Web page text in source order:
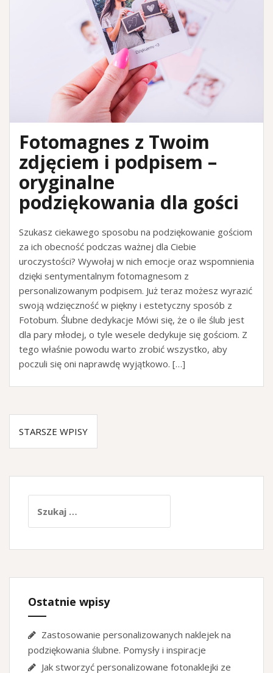
Fotomagnes z Twoim
zdjęciem i podpisem –
oryginalne
podziękowania dla gości
Szukasz ciekawego sposobu na podziękowanie gościom
za ich obecność podczas ważnej dla Ciebie
uroczystości? Wywołaj w nich emocje oraz wspomnienia
dzięki sentymentalnym fotomagnesom z
personalizowanym podpisem. Już teraz możesz wyrazić
swoją wdzięczność w piękny i estetyczny sposób z
Fotobum. Ślubne dedykacje Mówi się, że o ile ślub jest
dla pary młodej, o tyle wesele dedykuje się gościom. Z
tego właśnie powodu warto zrobić wszystko, aby
poczuli się oni naprawdę wyjątkowo. […]
STARSZE WPISY
Ostatnie wpisy
Zastosowanie personalizowanych naklejek na
podziękowania ślubne. Pomysły i inspiracje
Jak stworzyć personalizowane fotonaklejki ze